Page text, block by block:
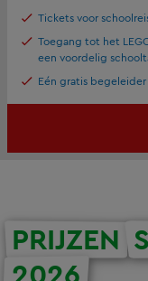
Tickets voor
Toegang tot het
een voordelig
Eén gratis
PRIJZEN